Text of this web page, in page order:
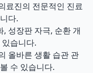
료진의 전문적인 진료
다.
성장판 자극, 순환 개
습니다.
올바른 생활 습관 관
수 있습니다.